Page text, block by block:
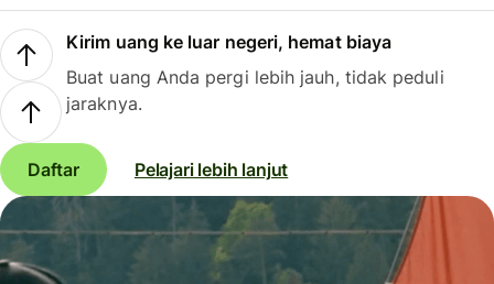
Kirim uang ke luar negeri, hemat biaya
Buat uang Anda pergi lebih jauh, tidak peduli
jaraknya.
Daftar Pelajari lebih lanjut